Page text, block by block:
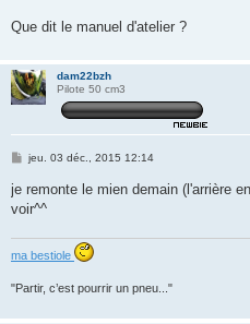
Que dit le manuel d'atelier ?
dam22bzh
Pilote 50 cm3
M
s
a
jeu. 03 déc., 2015 12:14
je remonte le mien demain (l'arrière
voir^^
ma bestiole
"Partir, c’est pourrir un pneu..."